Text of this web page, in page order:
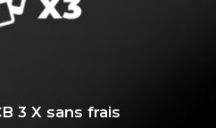
3 X sans frais